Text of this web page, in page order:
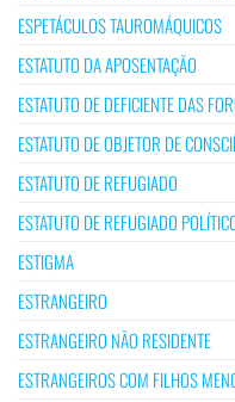
ESPETÁCULOS TAUROMÁQUICOS
ESTATUTO DA APOSENTAÇÃO
ESTATUTO DE DEFICIENTE DAS
ESTATUTO DE OBJETOR DE
ESTATUTO DE REFUGIADO
ESTATUTO DE REFUGIADO
ESTIGMA
ESTRANGEIRO
ESTRANGEIRO NÃO RESIDENTE
ESTRANGEIROS COM FILHOS